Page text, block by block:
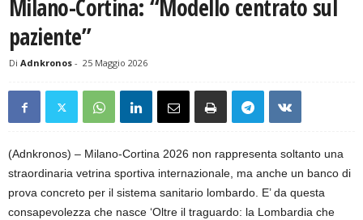
Milano-Cortina: “Modello centrato sul
paziente”
Di Adnkronos - 25 Maggio 2026
(Adnkronos) – Milano-Cortina 2026 non rappresenta soltanto una
straordinaria vetrina sportiva internazionale, ma anche un banco di
prova concreto per il sistema sanitario lombardo. E’ da questa
consapevolezza che nasce ‘Oltre il traguardo: la Lombardia che